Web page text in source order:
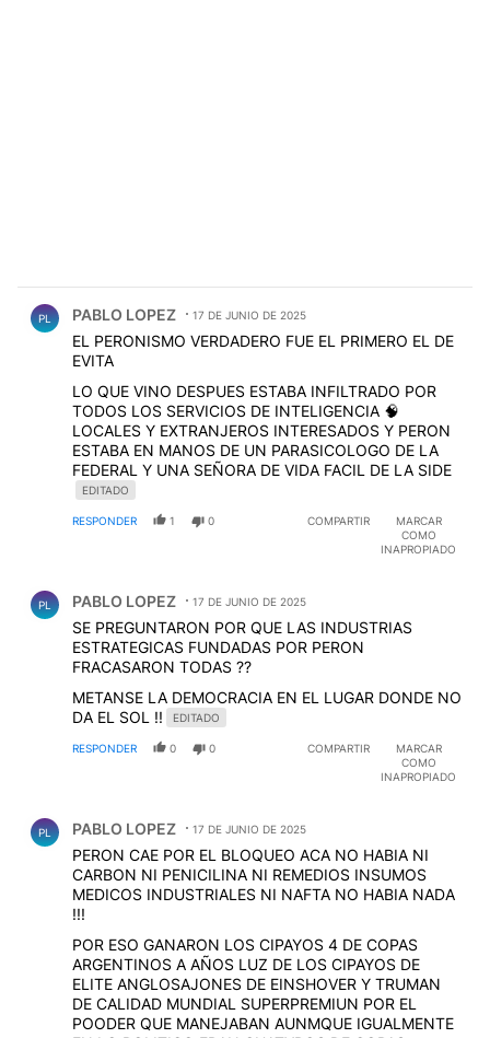
PL PABLO LOPEZ 17 DE JUNIO DE 2025
EL PERONISMO VERDADERO FUE EL PRIMERO EL DE
EVITA
LO QUE VINO DESPUES ESTABA INFILTRADO POR
TODOS LOS SERVICIOS DE INTELIGENCIA 🧠
LOCALES Y EXTRANJEROS INTERESADOS Y PERON
ESTABA EN MANOS DE UN PARASICOLOGO DE LA
FEDERAL Y UNA SEÑORA DE VIDA FACIL DE LA SIDE
EDITADO
RESPONDER 1 0 COMPARTIR
MARCAR
COMO
INAPROPIADO
PL PABLO LOPEZ 17 DE JUNIO DE 2025
SE PREGUNTARON POR QUE LAS INDUSTRIAS
ESTRATEGICAS FUNDADAS POR PERON
FRACASARON TODAS ??
METANSE LA DEMOCRACIA EN EL LUGAR DONDE NO
DA EL SOL !!
EDITADO
RESPONDER 0 0 COMPARTIR
MARCAR
COMO
INAPROPIADO
PL PABLO LOPEZ 17 DE JUNIO DE 2025
PERON CAE POR EL BLOQUEO ACA NO HABIA NI
CARBON NI PENICILINA NI REMEDIOS INSUMOS
MEDICOS INDUSTRIALES NI NAFTA NO HABIA NADA
!!!
POR ESO GANARON LOS CIPAYOS 4 DE COPAS
ARGENTINOS A AÑOS LUZ DE LOS CIPAYOS DE
ELITE ANGLOSAJONES DE EINSHOVER Y TRUMAN
DE CALIDAD MUNDIAL SUPERPREMIUN POR EL
POODER QUE MANEJABAN AUNMQUE IGUALMENTE